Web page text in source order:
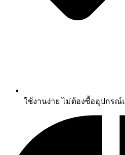
ใช้งานง่าย ไม่ต้องซื้ออุปกร